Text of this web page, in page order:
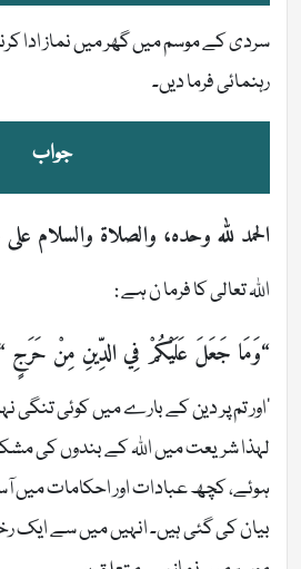
سردی کے موسم میں گھر میں نماز ادا
رہنمائی فرما دیں۔
جواب
الحمد لله وحده، والصلاة والسلام
اللہ تعالی کا فرما ن ہے :
“وَمَا جَعَلَ عَلَيْكُمْ فِي الدِّينِ مِنْ حَرَجٍ
’اور تم پر دین کے بارے میں کوئی تنگی
لہذا شریعت میں اللہ کے بندوں کی
ہوئے، کچھ عبادات اور احکامات میں
بیان کی گئی ہیں۔ انہیں میں سے